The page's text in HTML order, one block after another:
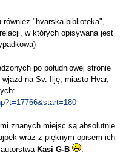
również "hvarska biblioteka",
w których opisywana jest
po południowej stronie
na Sv. Ilję, miasto Hvar,
znanych miejsc są absolutnie
wraz z pięknym opisem ich
Kasi G-B
: